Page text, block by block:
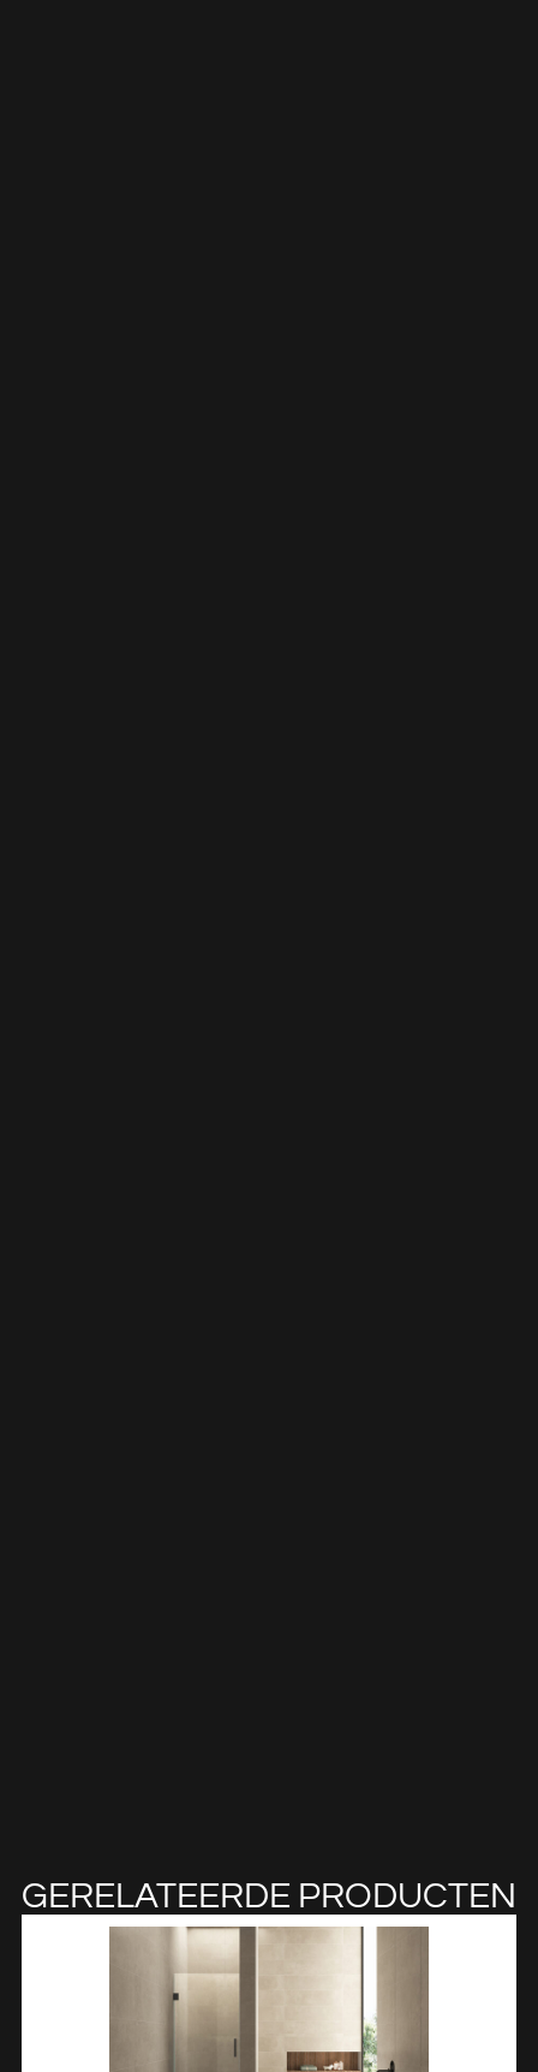
GERELATEERDE PRODUCTEN